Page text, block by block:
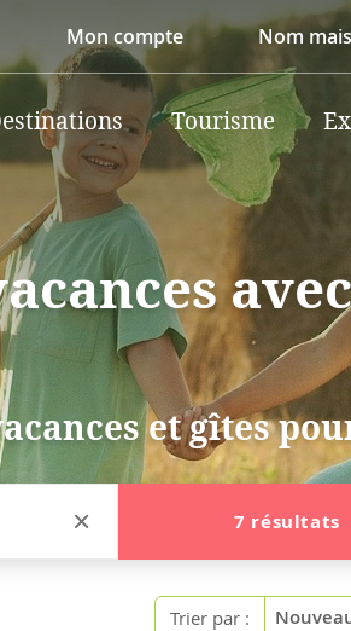
Mon compte Nom
Tourisme
avec
et gîtes
7 résultats
Trier par :